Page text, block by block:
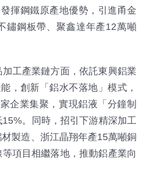
揮鋼鐵原產地優勢，引進甬金
鏽鋼板帶、聚鑫達年產12萬噸
工產業鏈方面，依託東興鋁業
，創新「鋁水不落地」模式，
企業集聚，實現鋁液「分鐘制
。同時，招引下游精深加工
製造、浙江晶翔年產15萬噸銅
項目相繼落地，推動鋁產業向